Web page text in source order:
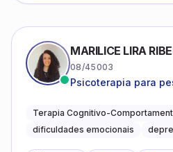
MARILICE LIRA
08/45003
Psicoterapia para
dificuldades do dia
Terapia Cognitivo-
dificuldades emocionais